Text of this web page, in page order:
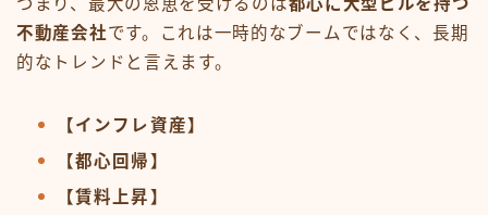
つまり、最大の恩恵を受けるのは都心に大型ビルを持つ
不動産会社です。これは一時的なブームではなく、長期
的なトレンドと言えます。
【インフレ資産】
【都心回帰】
【賃料上昇】